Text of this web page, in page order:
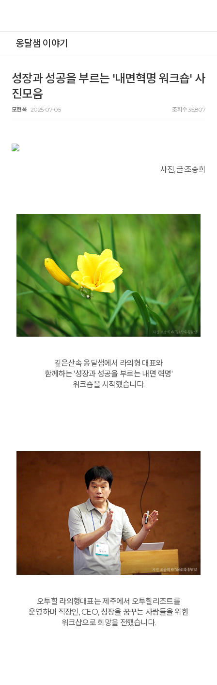
옹달샘 이야기
성장과 성공을 부르는 '내면혁명 워크숍' 사
진모음
모현옥 2025-07-05 조회수 35,807
사진, 글:조송희
깊은산속 옹달샘에서 라의형 대표와
함께하는 '성장과 성공을 부르는 내면 혁명'
워크숍을 시작했습니다.
오투힐 라의형대표는 제주에서 오투힐리조트를
운영하며 직장인, CEO, 성장을 꿈꾸는 사람들을 위한
워크샵으로 희망을 전했습니다.